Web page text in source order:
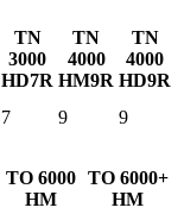
TN
3000
HD7R
TN
4000
HM9R
TN
4000
HD9R
7 9
9
TO 6000
HM
TO 6000+
HM